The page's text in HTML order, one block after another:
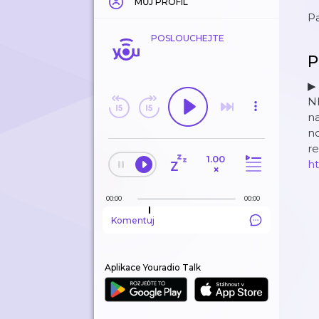
POSLOUCHEJTE
1.00
×
00:00 00:00
Komentuj
Aplikace Youradio Talk
▶